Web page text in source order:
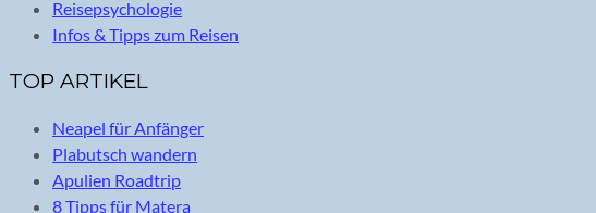
Reisepsychologie
Infos & Tipps zum Reisen
TOP ARTIKEL
Neapel für Anfänger
Plabutsch wandern
Apulien Roadtrip
8 Tipps für Matera